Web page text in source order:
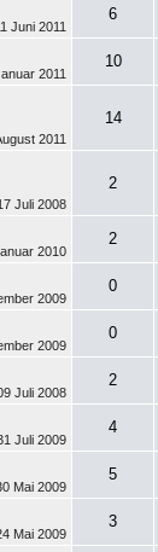
Juni 2011
6
2011
10
2011
14
Juli 2008
2
2010
2
2009
0
2009
0
Juli 2008
2
Juli 2009
4
Mai 2009
5
Mai 2009
3